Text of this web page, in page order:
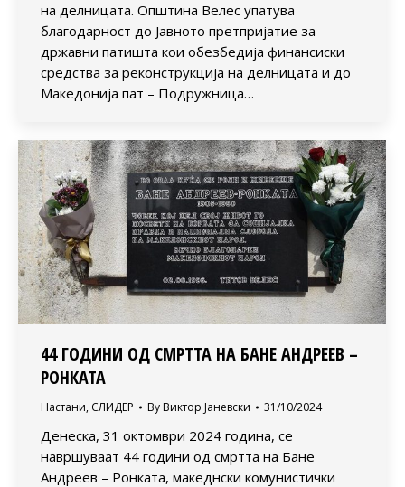
на делницата. Општина Велес упатува
благодарност до Јавното претпријатие за
државни патишта кои обезбедија финансиски
средства за реконструкција на делницата и до
Македонија пат – Подружница…
44 ГОДИНИ ОД СМРТТА НА БАНЕ АНДРЕЕВ –
РОНКАТА
Настани, СЛИДЕР By Виктор Јаневски 31/10/2024
Денеска, 31 октомври 2024 година, се
навршуваат 44 години од смртта на Бане
Андреев – Ронката, македнски комунистички